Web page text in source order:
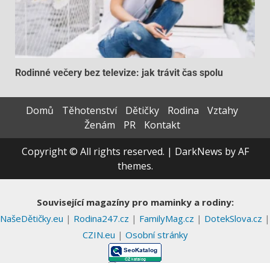
Rodinné večery bez televize: jak trávit čas spolu
Domů Těhotenství Dětičky Rodina
Vztahy
Ženám
PR
Kontakt
Copyright © All rights reserved. | DarkNews by AF
themes.
Související magazíny pro maminky a rodiny:
NašeDětičky.eu | Rodina247.cz | FamilyMag.cz | DotekSlova.cz |
CZIN.eu | Osobní stránky